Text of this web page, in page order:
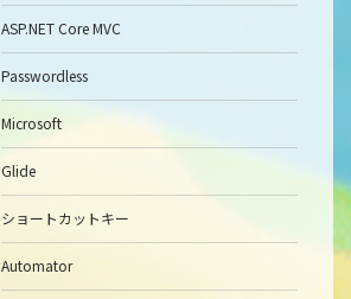
ASP.NET Core MVC
Passwordless
Microsoft
Glide
ショートカットキー
Automator